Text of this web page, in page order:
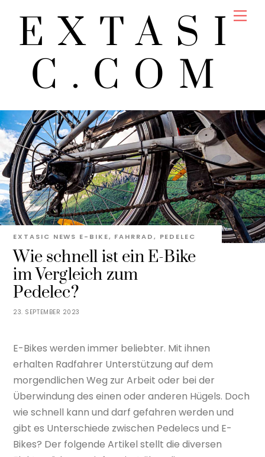
contentEXTASI
C.COM
23. SEPTEMBER 2023
Wie schnell ist ein E-Bike
im Vergleich zum
Pedelec?
EXTASIC NEWS E-BIKE, FAHRRAD, PEDELEC
E-Bikes werden immer beliebter. Mit ihnen
erhalten Radfahrer Unterstützung auf dem
morgendlichen Weg zur Arbeit oder bei der
Überwindung des einen oder anderen Hügels. Doch
wie schnell kann und darf gefahren werden und
gibt es Unterschiede zwischen Pedelecs und E-
Bikes? Der folgende Artikel stellt die diversen